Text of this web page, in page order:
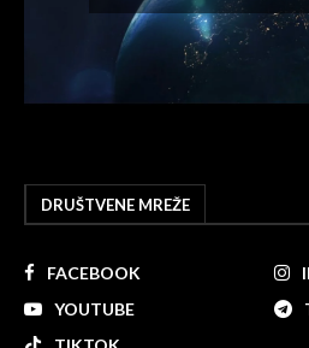
DRUŠTVENE MREŽE
FACEBOOK
YOUTUBE